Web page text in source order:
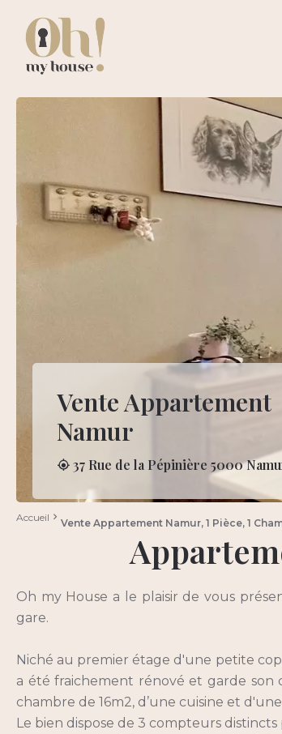
Vente Appartement
Namur
37 Rue de la Pépinière 5000
Accueil Vente Appartement Namur, 1 Pièce, 1
Oh my House a le plaisir de vous
gare.
Niché au premier étage d'une petite
a été fraichement rénové et garde son
chambre de 16m2, d’une cuisine et
Le bien dispose de 3 compteurs